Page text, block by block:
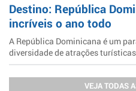
Destino: República
incríveis o ano todo
A República Dominicana é um
diversidade de atrações
VEJA TODAS